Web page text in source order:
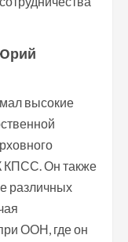
высокие
КПСС. Он также
различных
ООН, где он